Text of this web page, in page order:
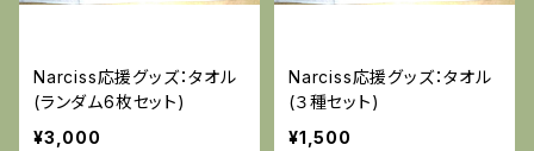
Narciss応援グッズ：タオル
(ランダム6枚セット)
¥3,000
Narciss応援グッズ：タオル
(３種セット)
¥1,500